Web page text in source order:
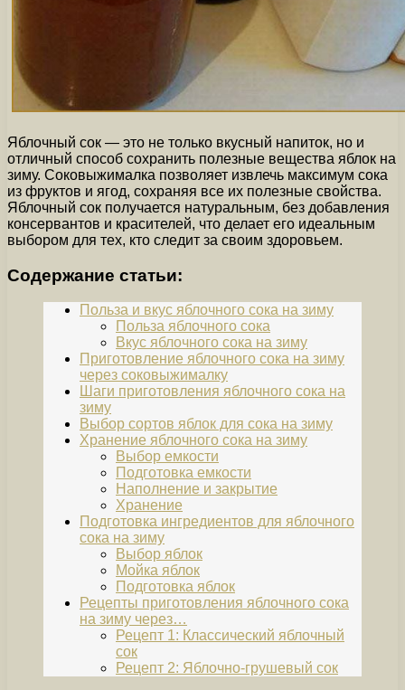
Яблочный сок — это не только вкусный напиток, но и
отличный способ сохранить полезные вещества яблок на
зиму. Соковыжималка позволяет извлечь максимум сока
из фруктов и ягод, сохраняя все их полезные свойства.
Яблочный сок получается натуральным, без добавления
консервантов и красителей, что делает его идеальным
выбором для тех, кто следит за своим здоровьем.
Содержание статьи:
Польза и вкус яблочного сока на зиму
Польза яблочного сока
Вкус яблочного сока на зиму
Приготовление яблочного сока на зиму
через соковыжималку
Шаги приготовления яблочного сока на
зиму
Выбор сортов яблок для сока на зиму
Хранение яблочного сока на зиму
Выбор емкости
Подготовка емкости
Наполнение и закрытие
Хранение
Подготовка ингредиентов для яблочного
сока на зиму
Выбор яблок
Мойка яблок
Подготовка яблок
Рецепты приготовления яблочного сока
на зиму через…
Рецепт 1: Классический яблочный
сок
Рецепт 2: Яблочно-грушевый сок